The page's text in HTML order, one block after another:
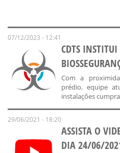
07/12/2023 - 12:41
CDTS INSTITUI
Com a
prédio, equipe
instalações
29/06/2021 - 18:20
ASSISTA O
DIA 24/06/